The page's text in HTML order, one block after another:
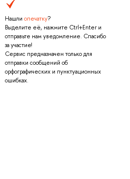
Нашли опечатку?
Выделите её, нажмите Ctrl+Enter и
отправьте нам уведомление. Спасибо
за участие!
Сервис предназначен только для
отправки сообщений об
орфографических и пунктуационных
ошибках.